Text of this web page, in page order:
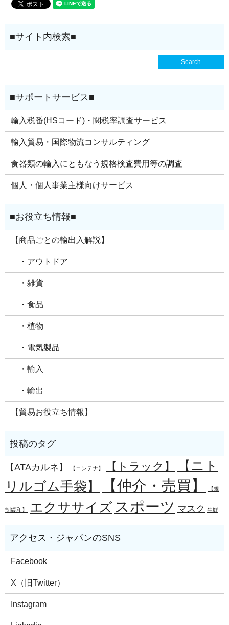
輸入税番(HSコード)・関税率調査サービス
輸入貿易・国際物流コンサルティング
食器類の輸入にともなう規格検査費用等の調査
個人・個人事業主様向けサービス
【商品ごとの輸出入解説】
・アウトドア
・雑貨
・食品
・植物
・電気製品
・輸入
・輸出
【貿易お役立ち情報】
【ATAカルネ】 【コンテナ】 【トラック】
【ニト
リルゴム手袋】
【仲介・売買】 【規
制緩和】 エクササイズ スポーツ マスク 生鮮
Facebook
X（旧Twitter）
Instagram